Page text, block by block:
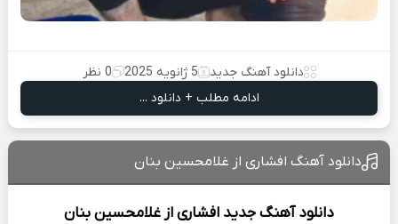
دانلود آهنگ جدید 5 ژانویه 2025
0 نظر
ادامه مطلب + دانلود ...
دانلود آهنگ افشاری از غلامحسین بنان
دانلود آهنگ جدید افشاری ازغلامحسین بنان